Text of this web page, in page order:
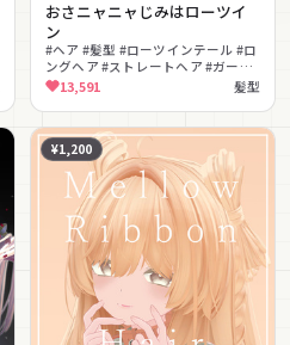
おさニャニャじみはローツイ
ン
#ヘア #髪型 #ローツインテール #ロ
ングヘア #ストレートヘア #ガーリ
ー #かわいい #ナチュラル #色変え
13,591 髪型
¥1,200